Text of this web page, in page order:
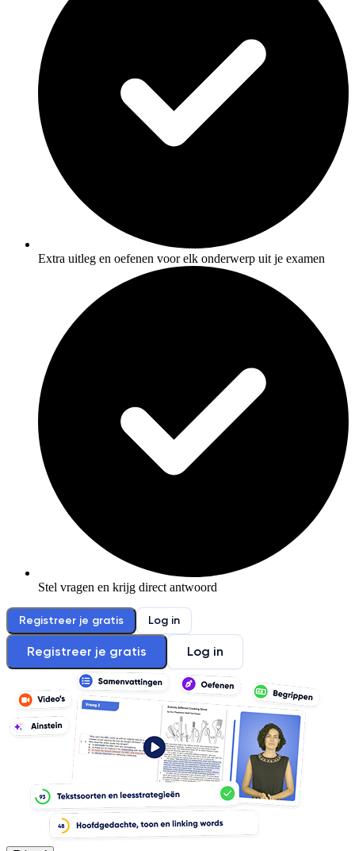
Extra uitleg en oefenen voor elk onderwerp uit je examen
Stel vragen en krijg direct antwoord
Registreer je gratis Log in
Registreer je gratis Log in